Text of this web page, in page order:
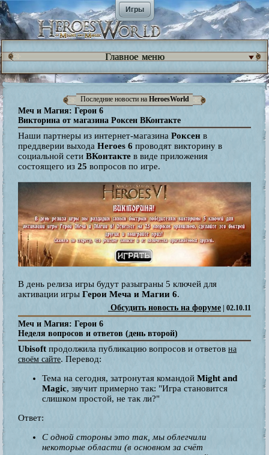
Игры
Главное меню
Последние новости на HeroesWorld
Меч и Магия: Герои 6
Викторина от магазина Роксен ВКонтакте
Наши партнеры из интернет-магазина Роксен в
преддверии выхода Heroes 6 проводят викторину в
социальной сети ВКонтакте в виде приложения
состоящего из 25 вопросов по игре.
В день релиза игры будут разыграны 5 ключей для
активации игры Герои Меча и Магии 6.
Обсудить новость на форуме | 02.10.11
Меч и Магия: Герои 6
Неделя вопросов и ответов (день второй)
Ubisoft продолжила публикацию вопросов и ответов на
своём сайте. Перевод:
Тема на сегодня, затронутая командой Might and
Magic, звучит примерно так: "Игра становится
слишком простой, не так ли?"
Ответ:
С одной стороны это так, мы облегчили
некоторые области (в основном за счёт